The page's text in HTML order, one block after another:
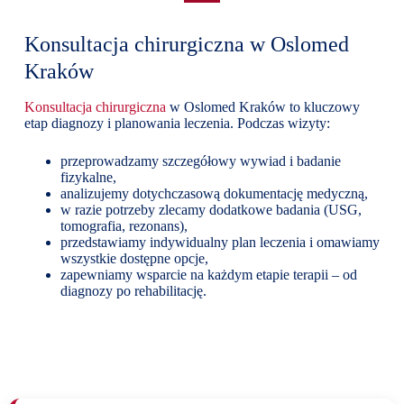
zależności od lokalizacji i wielkości zmiany. Zabieg jest
szybki, a powrót do aktywności niemal natychmiastowy.
Konsultacja chirurgiczna w Oslomed
Kraków
Konsultacja chirurgiczna w Oslomed Kraków to kluczowy
etap diagnozy i planowania leczenia. Podczas wizyty:
przeprowadzamy szczegółowy wywiad i badanie
fizykalne,
analizujemy dotychczasową dokumentację medyczną,
w razie potrzeby zlecamy dodatkowe badania (USG,
tomografia, rezonans),
przedstawiamy indywidualny plan leczenia i omawiamy
wszystkie dostępne opcje,
zapewniamy wsparcie na każdym etapie terapii – od
diagnozy po rehabilitację.